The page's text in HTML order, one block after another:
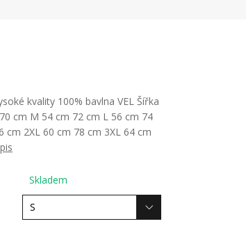
kvality 100% bavlna VEL Šířka
cm M 54 cm 72 cm L 56 cm 74
cm 2XL 60 cm 78 cm 3XL 64 cm
Skladem